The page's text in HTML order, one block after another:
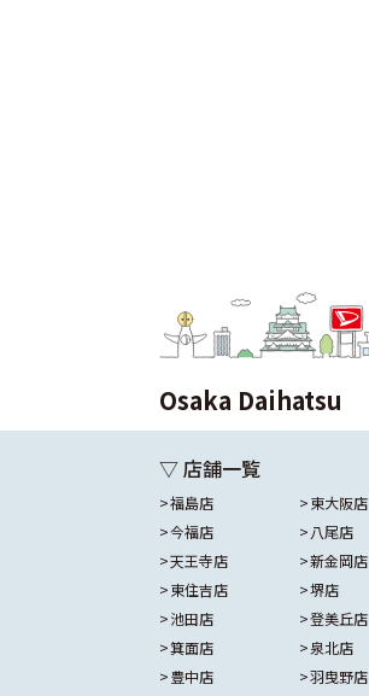
Osaka Daihatsu
▽ 店舗一覧
福島店
今福店
天王寺店
東住吉店
池田店
箕面店
豊中店
東大阪店
八尾店
新金岡店
堺店
登美丘店
泉北店
羽曳野店